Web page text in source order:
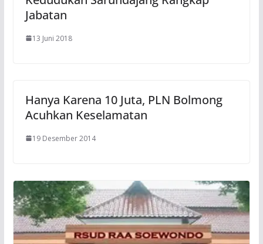
Jabatan
13 Juni 2018
Hanya Karena 10 Juta, PLN Bolmong
Acuhkan Keselamatan
19 Desember 2014